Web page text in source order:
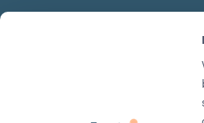
We zijn doordeweeks